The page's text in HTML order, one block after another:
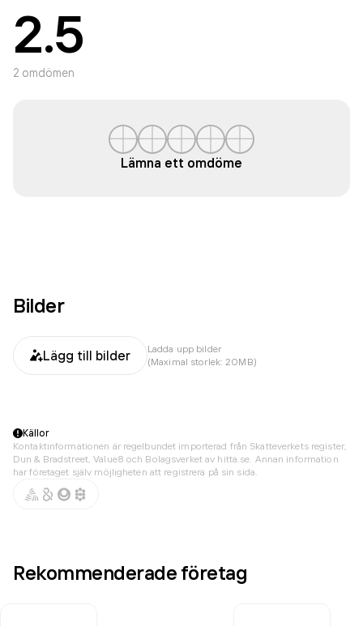
2.5
2 omdömen
Lämna ett omdöme
Bilder
Lägg till bilder
Ladda upp bilder
(Maximal storlek: 20MB)
Källor
Kontaktinformationen är regelbundet importerad från Skatteverkets register,
Dun & Bradstreet, Value8 och Bolagsverket av hitta.se. Annan information
har företaget själv möjligheten att registrera på sin sida.
Rekommenderade företag